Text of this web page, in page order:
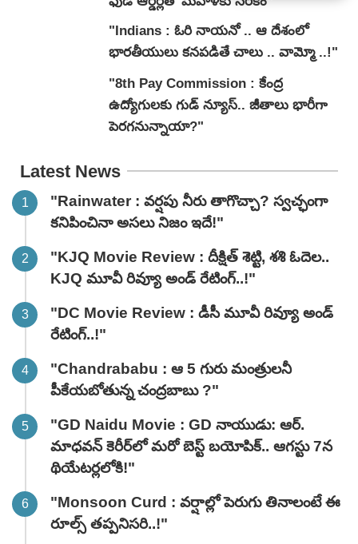
"Indians : ఓరి నాయనో .. ఆ దేశంలో
భారతీయులు కనపడితే చాలు .. వామ్మో ..!"
"8th Pay Commission : కేంద్ర
ఉద్యోగులకు గుడ్ న్యూస్.. జీతాలు భారీగా
పెరగనున్నాయా?"
Latest News
"Rainwater : వర్షపు నీరు తాగొచ్చా? స్వచ్ఛంగా
కనిపించినా అసలు నిజం ఇదే!"
"KJQ Movie Review : దీక్షిత్ శెట్టి, శశి ఓదెల..
KJQ మూవీ రివ్యూ అండ్ రేటింగ్‌..!"
"DC Movie Review : డీసీ మూవీ రివ్యూ అండ్
రేటింగ్‌..!"
"Chandrababu : ఆ 5 గురు మంత్రులనీ
పీకేయబోతున్న చంద్రబాబు ?"
"GD Naidu Movie : GD నాయుడు: ఆర్.
మాధవన్‌ కెరీర్‌లో మరో బెస్ట్ బయోపిక్.. ఆగస్టు 7న
థియేటర్లలోకి!"
"Monsoon Curd : వర్షాల్లో పెరుగు తినాలంటే ఈ
రూల్స్ తప్పనిసరి..!"